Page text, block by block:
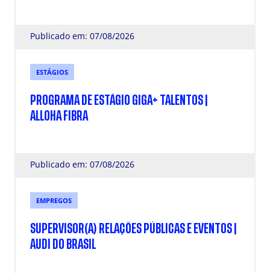
Publicado em: 07/08/2026
ESTÁGIOS
PROGRAMA DE ESTÁGIO GIGA+ TALENTOS |
ALLOHA FIBRA
Publicado em: 07/08/2026
EMPREGOS
SUPERVISOR(A) RELAÇÕES PÚBLICAS E EVENTOS |
AUDI DO BRASIL